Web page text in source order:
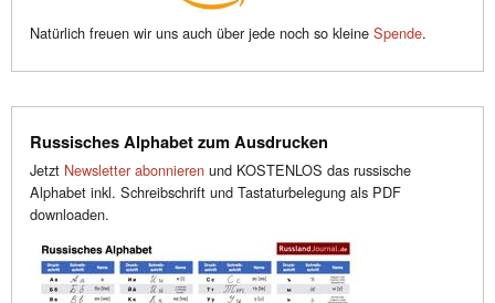
Natürlich freuen wir uns auch über jede noch so kleine Spende.
Russisches Alphabet zum Ausdrucken
Jetzt Newsletter abonnieren und KOSTENLOS das russische
Alphabet inkl. Schreibschrift und Tastaturbelegung als PDF
downloaden.